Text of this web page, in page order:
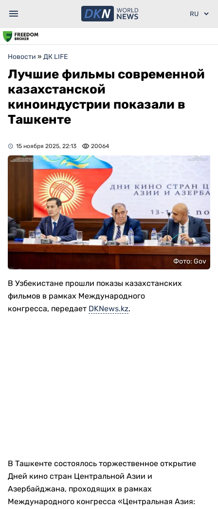
Новости » ДК LIFE
Лучшие фильмы современной
казахстанской
киноиндустрии показали в
Ташкенте
15 ноября 2025, 22:13 20064
Фото: Gov
В Узбекистане прошли показы казахстанских
фильмов в рамках Международного
конгресса, передает DKNews.kz.
В Ташкенте состоялось торжественное открытие
Дней кино стран Центральной Азии и
Азербайджана, проходящих в рамках
Международного конгресса «Центральная Азия: